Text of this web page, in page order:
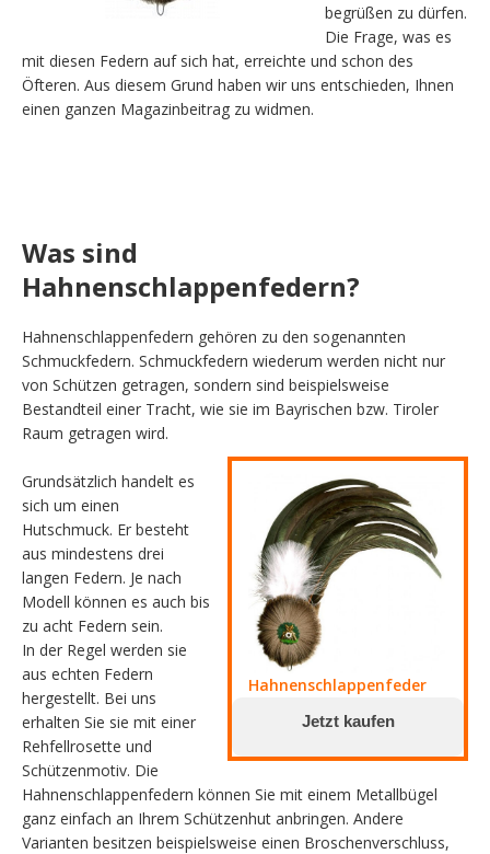
begrüßen zu dürfen.
Die Frage, was es
mit diesen Federn auf sich hat, erreichte und schon des
Öfteren. Aus diesem Grund haben wir uns entschieden, Ihnen
einen ganzen Magazinbeitrag zu widmen.
Was sind
Hahnenschlappenfedern?
Hahnenschlappenfedern gehören zu den sogenannten
Schmuckfedern. Schmuckfedern wiederum werden nicht nur
von Schützen getragen, sondern sind beispielsweise
Bestandteil einer Tracht, wie sie im Bayrischen bzw. Tiroler
Raum getragen wird.
Hahnenschlappenfeder
Jetzt kaufen
Grundsätzlich handelt es
sich um einen
Hutschmuck. Er besteht
aus mindestens drei
langen Federn. Je nach
Modell können es auch bis
zu acht Federn sein.
In der Regel werden sie
aus echten Federn
hergestellt. Bei uns
erhalten Sie sie mit einer
Rehfellrosette und
Schützenmotiv. Die
Hahnenschlappenfedern können Sie mit einem Metallbügel
ganz einfach an Ihrem Schützenhut anbringen. Andere
Varianten besitzen beispielsweise einen Broschenverschluss,